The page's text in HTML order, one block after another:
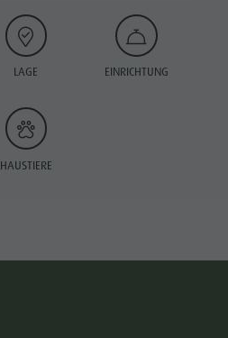
LAGE EINRICHTUNG
HAUSTIERE